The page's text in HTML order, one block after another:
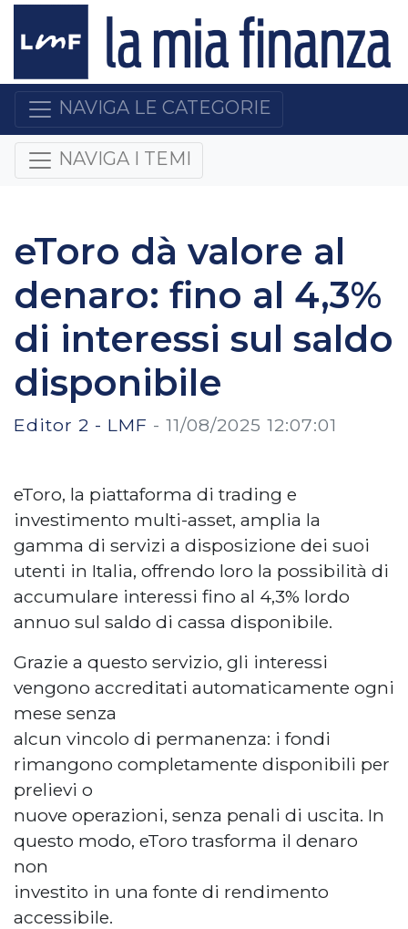
NAVIGA LE CATEGORIE
NAVIGA I TEMI
eToro dà valore al
denaro: fino al 4,3%
di interessi sul saldo
disponibile
Editor 2 - LMF - 11/08/2025 12:07:01
eToro, la piattaforma di trading e
investimento multi-asset, amplia la
gamma di servizi a disposizione dei suoi
utenti in Italia, offrendo loro la possibilità di
accumulare interessi fino al 4,3% lordo
annuo sul saldo di cassa disponibile.
Grazie a questo servizio, gli interessi
vengono accreditati automaticamente ogni
mese senza
alcun vincolo di permanenza: i fondi
rimangono completamente disponibili per
prelievi o
nuove operazioni, senza penali di uscita. In
questo modo, eToro trasforma il denaro
non
investito in una fonte di rendimento
accessibile.